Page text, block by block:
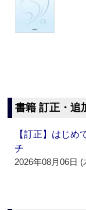
書籍 訂正・追
【訂正】はじ
チ
2026年08月06日 (